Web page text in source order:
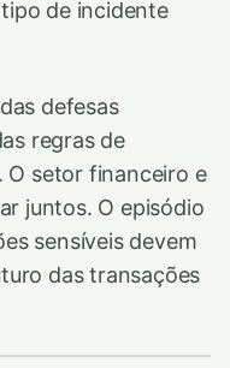
de incidente
defesas
regras de
O setor financeiro e
juntos. O episódio
sensíveis devem
das transações